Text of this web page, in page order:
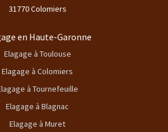
31770 Colomiers
en Haute-Garonne
Elagage à Toulouse
Elagage à Colomiers
à Tournefeuille
Elagage à Blagnac
Elagage à Muret